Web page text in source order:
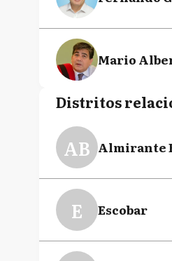
Mario
Distritos
AB Almirante
E Escobar